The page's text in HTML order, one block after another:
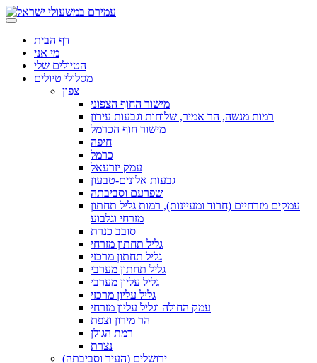
דף הבית
מי אני
הטיולים שלי
מסלולי טיולים
צפון
מישור החוף הצפוני
רמות מנשה, הר אמיר, שלוחות וגבעות עירון
מישור חוף הכרמל
חיפה
כרמל
עמק יזרעאל
גבעות אלונים-טבעון
שפרעם וסביבתה
עמקים מזרחיים (חרוד ומעיינות), רמות גליל תחתון
מזרחי וגלבוע
סובב כנרת
גליל תחתון מזרחי
גליל תחתון מרכזי
גליל תחתון מערבי
גליל עליון מערבי
גליל עליון מרכזי
עמק החולה וגליל עליון מזרחי
הר מירון וצפת
רמת הגולן
נצרת
ירושלים (העיר וסביבתה)